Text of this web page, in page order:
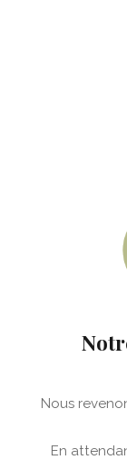
Nous
En